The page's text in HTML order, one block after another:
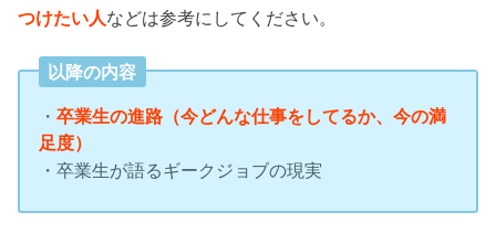
つけたい人などは参考にしてください。
以降の内容
・卒業生の進路（今どんな仕事をしてるか、今の満
足度）
・卒業生が語るギークジョブの現実